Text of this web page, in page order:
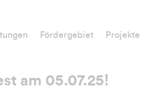
Fördergebiet Projekte
am 05.07.25!